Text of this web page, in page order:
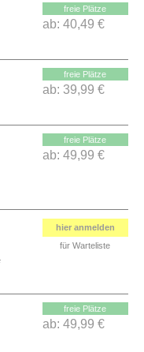
freie Plätze
ab: 40,49 €
freie Plätze
ab: 39,99 €
freie Plätze
ab: 49,99 €
hier anmelden
für Warteliste
freie Plätze
ab: 49,99 €